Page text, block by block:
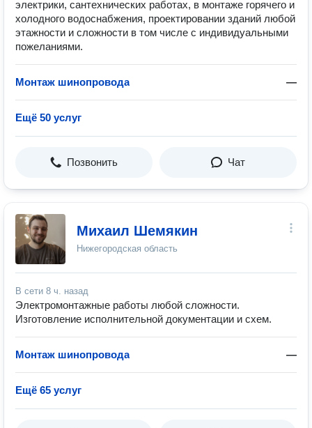
электрики, сантехнических работах, в монтаже горячего и
холодного водоснабжения, проектировании зданий любой
этажности и сложности в том числе с индивидуальными
пожеланиями.
Монтаж шинопровода —
Ещё 50 услуг
Позвонить Чат
Михаил Шемякин
Нижегородская область
В сети 8 ч. назад
Электромонтажные работы любой сложности.
Изготовление исполнительной документации и схем.
Монтаж шинопровода —
Ещё 65 услуг